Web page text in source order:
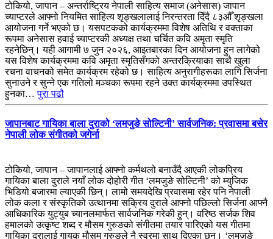
टोकियो, जापान – अन्तर्राष्ट्रिय नेपाली साहित्य समाज (अनेसास) जापान
च्याप्टरले आफ्नो नियमित साहित्य शृङ्खलालाई निरन्तरता दिँदै ८३औँ शृङ्खला
आयोजना गर्ने भएको छ। यसपटकको कार्यक्रममा विशेष अतिथि र वक्ताका
रूपमा अनेसास हवाई च्याप्टरकी अध्यक्ष तथा चर्चित कवि अमृता स्मृति
रहनेछिन्। यही आगामी ७ जुन २०२६, आइतबारका दिन आयोजना हुन लागेको
यस विशेष कार्यक्रममा कवि अमृता स्मृतिसँगको अन्तरक्रियाका साथै खुला
रचना वाचनको समेत कार्यक्रम रहेको छ। साहित्य अनुरागीहरूका लागि सिर्जना
सुनाउने र सुन्ने एक गतिलो मञ्चका रूपमा रहने उक्त कार्यक्रममा उपस्थित
हुनका…पुरा पढौ
जापानबाट गायिका बाला दुराको ‘लमजुङे सोल्टिनी’ सार्वजनिक: प्रवासमा बसेर
नेपाली लोक संगीतको जगेर्ना
टोकियो, जापान – जापानलाई आफ्नो कर्मथलो बनाउँदै आएकी लोकप्रिय
गायिका बाला दुराले नयाँ लोक दोहोरी गीत ‘लमजुङे सोल्टिनी’ को म्युजिक
भिडियो बजारमा ल्याएकी छिन्। लामो समयदेखि प्रवासमा रहेर पनि नेपाली
लोक कला र संस्कृतिको उत्थानमा सक्रिय दुराले आफ्नो पछिल्लो सिर्जना आफ्नै
आधिकारिक युट्युब च्यानलमार्फत सार्वजनिक गरेकी हुन्। वरिष्ठ सर्जक शिव
हमालको उत्कृष्ट शब्द र मौसम गुरुङको संगीतमा तयार पारिएको यस गीतमा
गायिका दुरालाई गायक मौसम गुरुङले नै स्वरमा साथ दिएका छन्। ‘लमजुङे